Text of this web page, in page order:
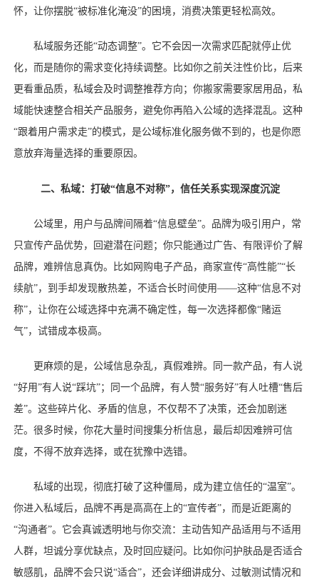
怀，让你摆脱“被标准化淹没”的困境，消费决策更轻松高效。
私域服务还能“动态调整”。它不会因一次需求匹配就停止优
化，而是随你的需求变化持续调整。比如你之前关注性价比，后来
更看重品质，私域会及时调整推荐方向；你搬家需要家居用品，私
域能快速整合相关产品服务，避免你再陷入公域的选择混乱。这种
“跟着用户需求走”的模式，是公域标准化服务做不到的，也是你愿
意放弃海量选择的重要原因。
二、私域：打破“信息不对称”，信任关系实现深度沉淀
公域里，用户与品牌间隔着“信息壁垒”。品牌为吸引用户，常
只宣传产品优势，回避潜在问题；你只能通过广告、有限评价了解
品牌，难辨信息真伪。比如网购电子产品，商家宣传“高性能”“长
续航”，到手却发现散热差，不适合长时间使用——这种“信息不对
称”，让你在公域选择中充满不确定性，每一次选择都像“赌运
气”，试错成本极高。
更麻烦的是，公域信息杂乱，真假难辨。同一款产品，有人说
“好用”有人说“踩坑”；同一个品牌，有人赞“服务好”有人吐槽“售后
差”。这些碎片化、矛盾的信息，不仅帮不了决策，还会加剧迷
茫。很多时候，你花大量时间搜集分析信息，最后却因难辨可信
度，不得不放弃选择，或在犹豫中选错。
私域的出现，彻底打破了这种僵局，成为建立信任的“温室”。
你进入私域后，品牌不再是高高在上的“宣传者”，而是近距离的
“沟通者”。它会真诚透明地与你交流：主动告知产品适用与不适用
人群，坦诚分享优缺点，及时回应疑问。比如你问护肤品是否适合
敏感肌，品牌不会只说“适合”，还会详细讲成分、过敏测试情况和